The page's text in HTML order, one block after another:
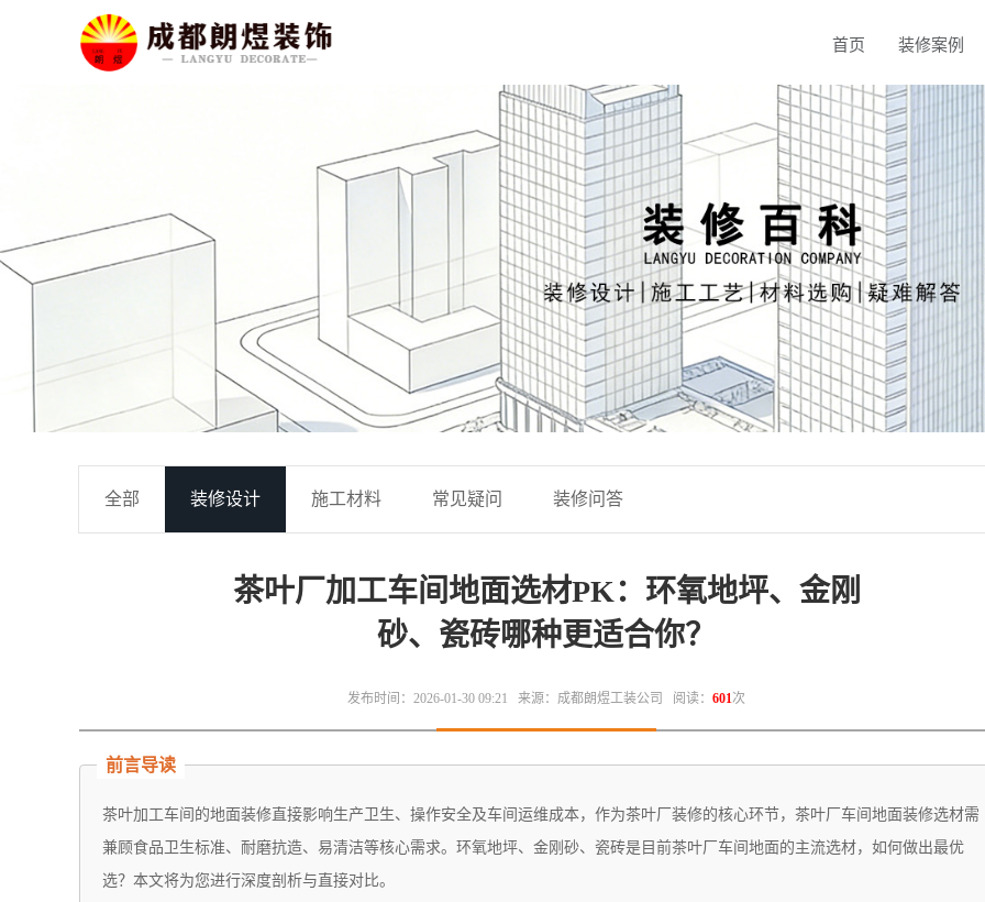
首页 装修案例
全部 装修设计 施工材料 常见疑问 装修问答
茶叶厂加工车间地面选材PK：环氧地坪、金刚
砂、瓷砖哪种更适合你？
发布时间：2026-01-30 09:21 来源：成都朗煜工装公司 阅读： 601 次
前言导读
茶叶加工车间的地面装修直接影响生产卫生、操作安全及车间运维成本，作为茶叶厂装修的核心环节，茶叶厂车间地面装修选材需
兼顾食品卫生标准、耐磨抗造、易清洁等核心需求。环氧地坪、金刚砂、瓷砖是目前茶叶厂车间地面的主流选材，如何做出最优
选？本文将为您进行深度剖析与直接对比。